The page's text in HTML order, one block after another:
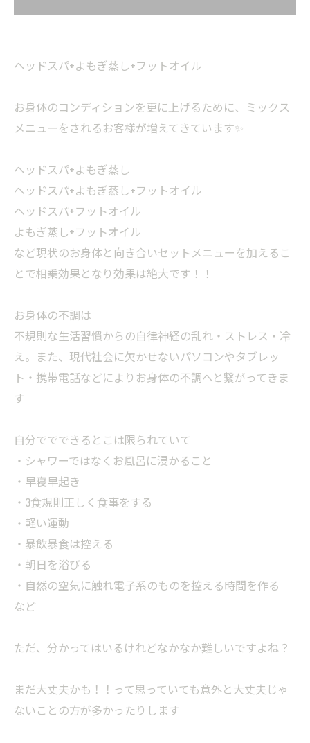
ヘッドスパ+よもぎ蒸し+フットオイル
お身体のコンディションを更に上げるために、ミックス
メニューをされるお客様が増えてきています✨
ヘッドスパ+よもぎ蒸し
ヘッドスパ+よもぎ蒸し+フットオイル
ヘッドスパ+フットオイル
よもぎ蒸し+フットオイル
など現状のお身体と向き合いセットメニューを加えるこ
とで相乗効果となり効果は絶大です！！
お身体の不調は
不規則な生活習慣からの自律神経の乱れ・ストレス・冷
え。また、現代社会に欠かせないパソコンやタブレッ
ト・携帯電話などによりお身体の不調へと繋がってきま
す
自分ででできるとこは限られていて
・シャワーではなくお風呂に浸かること
・早寝早起き
・3食規則正しく食事をする
・軽い運動
・暴飲暴食は控える
・朝日を浴びる
・自然の空気に触れ電子系のものを控える時間を作る
など
ただ、分かってはいるけれどなかなか難しいですよね？
まだ大丈夫かも！！って思っていても意外と大丈夫じゃ
ないことの方が多かったりします